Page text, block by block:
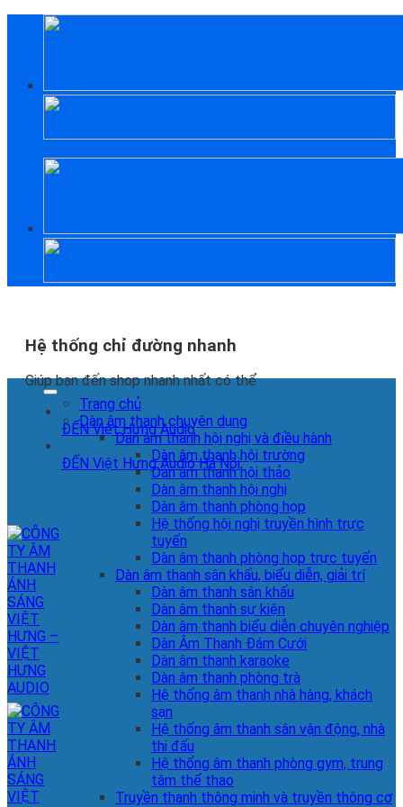
Hệ thống chỉ đường nhanh
Giúp bạn đến shop nhanh nhất có thể
ĐẾN Việt Hưng Audio
ĐẾN Việt Hưng Audio Hà Nội
Trang chủ
Dàn âm thanh chuyên dụng
Dàn âm thanh hội nghị và điều hành
Dàn âm thanh hội trường
Dàn âm thanh hội thảo
Dàn âm thanh hội nghị
Dàn âm thanh phòng họp
Hệ thống hội nghị truyền hình trực
tuyến
Dàn âm thanh phòng họp trực tuyến
Dàn âm thanh sân khấu, biểu diễn, giải trí
Dàn âm thanh sân khấu
Dàn âm thanh sự kiện
Dàn âm thanh biểu diễn chuyên nghiệp
Dàn Âm Thanh Đám Cưới
Dàn âm thanh karaoke
Dàn âm thanh phòng trà
Hệ thống âm thanh nhà hàng, khách
sạn
Hệ thống âm thanh sân vận động, nhà
thi đấu
Hệ thống âm thanh phòng gym, trung
tâm thể thao
Truyền thanh thông minh và truyền thông cơ